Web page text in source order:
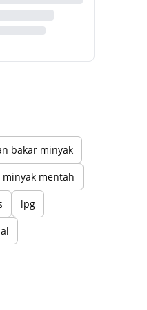
bakar minyak
minyak mentah
lpg